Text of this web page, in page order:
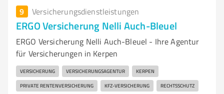
9 Versicherungsdienstleistungen
ERGO Versicherung Nelli Auch-Bleuel
ERGO Versicherung Nelli Auch-Bleuel - Ihre Agentur
für Versicherungen in Kerpen
VERSICHERUNG VERSICHERUNGSAGENTUR KERPEN
PRIVATE RENTENVERSICHERUNG KFZ-VERSICHERUNG RECHTSSCHUTZ